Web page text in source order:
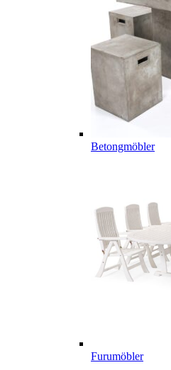
Betongmöbler
Furumöbler